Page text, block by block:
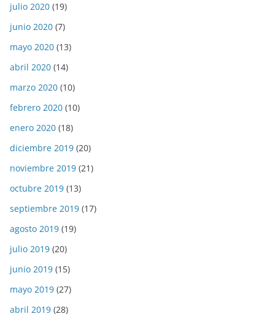
julio 2020 (19)
junio 2020 (7)
mayo 2020 (13)
abril 2020 (14)
marzo 2020 (10)
febrero 2020 (10)
enero 2020 (18)
diciembre 2019 (20)
noviembre 2019 (21)
octubre 2019 (13)
septiembre 2019 (17)
agosto 2019 (19)
julio 2019 (20)
junio 2019 (15)
mayo 2019 (27)
abril 2019 (28)